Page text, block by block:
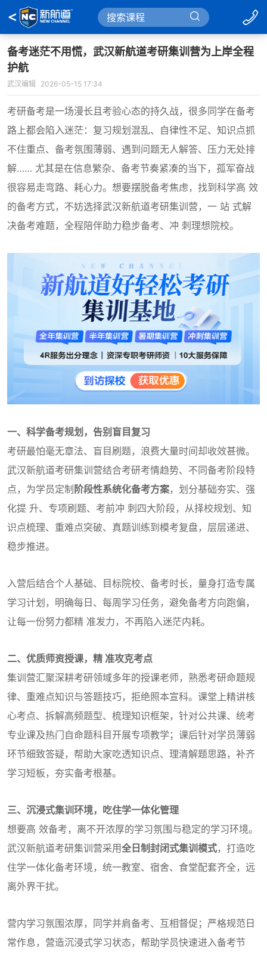
备考迷茫不用慌，武汉新航道考研集训营为上岸全程
护航
武汉编辑 2026-05-15 17:34
考研备考是一场漫长且考验心态的持久战，很多同学在备考
路上都会陷入迷茫：复习规划混乱、自律性不足、知识点抓
不住重点、备考氛围薄弱、遇到问题无人解答、压力无处排
解…… 尤其是在信息繁杂、备考节奏紧凑的当下，孤军奋战
很容易走弯路、耗心力。想要摆脱备考焦虑，找到科学高 效
的备考方式，不妨选择武汉新航道考研集训营，一 站 式解
决备考难题，全程陪伴助力稳步备考、冲 刺理想院校。
一、科学备考规划，告别盲目复习
考研最怕毫无章法、盲目刷题，浪费大量时间却收效甚微。
武汉新航道考研集训营结合考研考情趋势、不同备考阶段特
点，为学员定制 阶段性系统化备考方案，划分基础夯实、强
化提 升、专项刷题、考前冲 刺四大阶段，从择校规划、知
识点梳理、重难点突破、真题训练到模考复盘，层层递进、
稳步推进。
入营后结合个人基础、目标院校、备考时长，量身打造专属
学习计划，明确每日、每周学习任务，避免备考方向跑偏，
让每一份努力都精 准发力，不再陷入迷茫内耗。
二、优质师资授课，精 准攻克考点
集训营汇聚深耕考研领域多年的授课老师，熟悉考研命题规
律、重难点知识与答题技巧，拒绝照本宣科。课堂上精讲核
心考点、拆解高频题型、梳理知识框架，针对公共课、统考
专业课及热门自命题科目开展专项教学；课后针对学员薄弱
环节细致答疑，帮助大家吃透知识点、理清解题思路，补齐
学习短板，夯实备考根基。
三、沉浸式集训环境，吃住学一体化管理
想要高 效备考，离不开浓厚的学习氛围与稳定的学习环境。
武汉新航道考研集训营采用全日制封闭式集训模式，打造吃
住学一体化备考环境，统一教室、宿舍、食堂配套齐全，远
离外界干扰。
营内学习氛围浓厚，同学并肩备考、互相督促；严格规范日
常作息，营造沉浸式学习状态，帮助学员快速进入备考节